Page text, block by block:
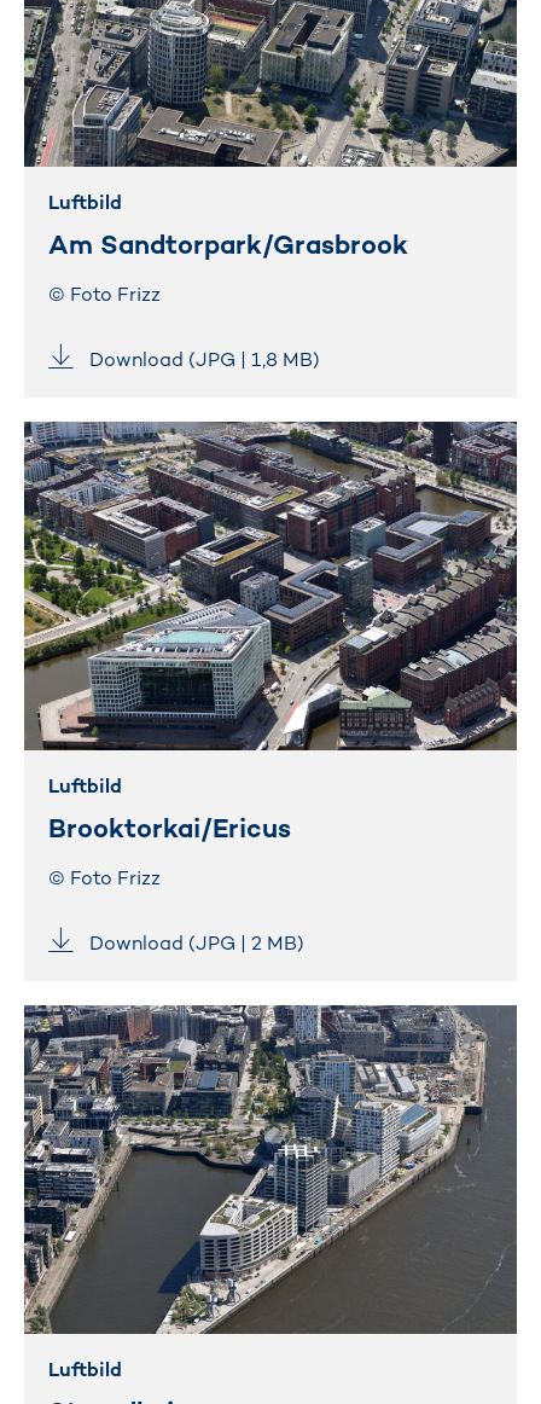
Luftbild
Am Sandtorpark/Grasbrook
© Foto Frizz
Download (JPG | 1,8 MB)
Luftbild
Brooktorkai/Ericus
© Foto Frizz
Download (JPG | 2 MB)
Luftbild